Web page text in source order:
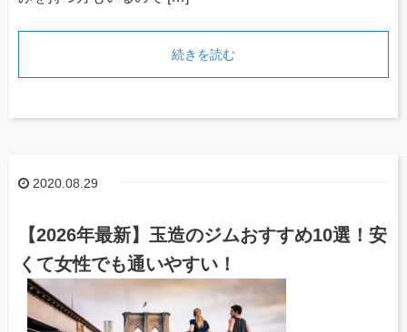
続きを読む
2020.08.29
【2026年最新】玉造のジムおすすめ10選！安
くて女性でも通いやすい！